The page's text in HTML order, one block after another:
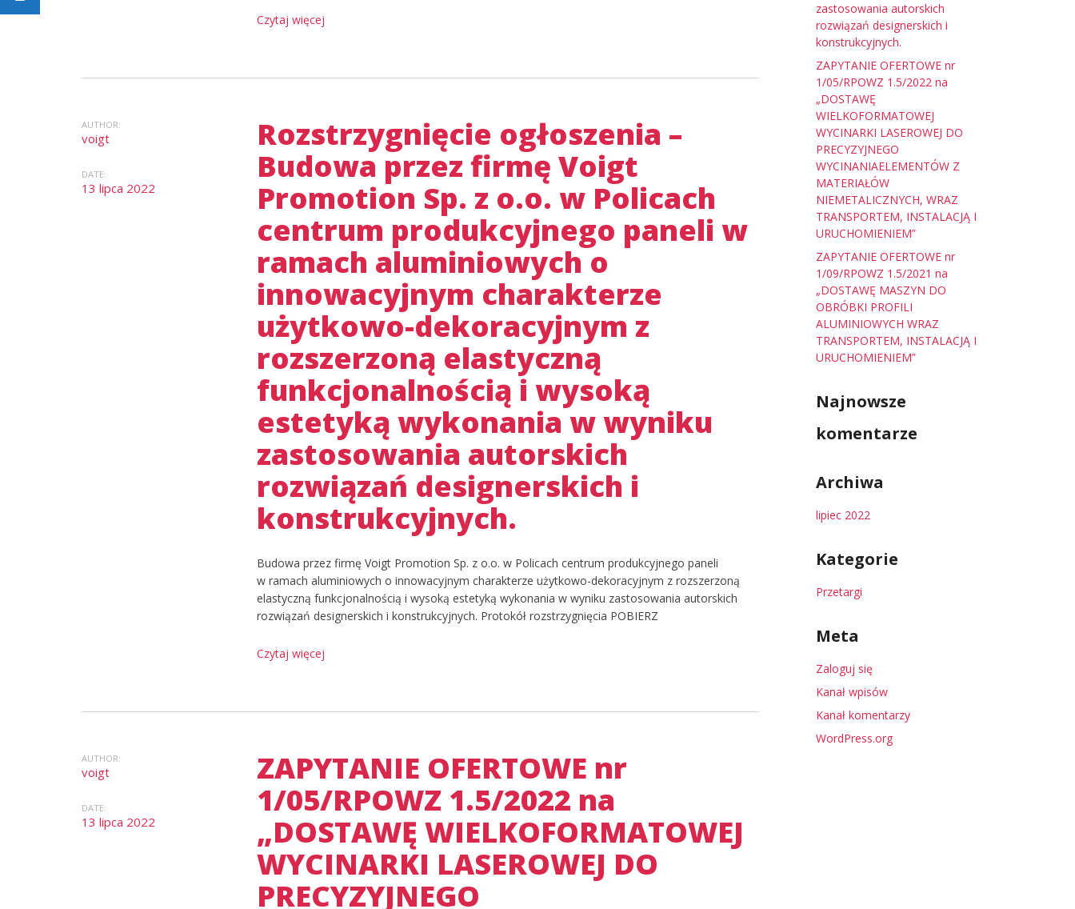
Czytaj więcej
AUTHOR:
voigt
DATE:
13 lipca 2022
Rozstrzygnięcie ogłoszenia –
Budowa przez firmę Voigt
Promotion Sp. z o.o. w Policach
centrum produkcyjnego paneli w
ramach aluminiowych o
innowacyjnym charakterze
użytkowo-dekoracyjnym z
rozszerzoną elastyczną
funkcjonalnością i wysoką
estetyką wykonania w wyniku
zastosowania autorskich
rozwiązań designerskich i
konstrukcyjnych.
Budowa przez firmę Voigt Promotion Sp. z o.o. w Policach centrum produkcyjnego paneli
w ramach aluminiowych o innowacyjnym charakterze użytkowo-dekoracyjnym z rozszerzoną
elastyczną funkcjonalnością i wysoką estetyką wykonania w wyniku zastosowania autorskich
rozwiązań designerskich i konstrukcyjnych. Protokół rozstrzygnięcia POBIERZ
Czytaj więcej
AUTHOR:
voigt
DATE:
13 lipca 2022
ZAPYTANIE OFERTOWE nr
1/05/RPOWZ 1.5/2022 na
„DOSTAWĘ WIELKOFORMATOWEJ
WYCINARKI LASEROWEJ DO
PRECYZYJNEGO
zastosowania autorskich
rozwiązań designerskich i
konstrukcyjnych.
ZAPYTANIE OFERTOWE nr
1/05/RPOWZ 1.5/2022 na
„DOSTAWĘ
WIELKOFORMATOWEJ
WYCINARKI LASEROWEJ DO
PRECYZYJNEGO
WYCINANIAELEMENTÓW Z
MATERIAŁÓW
NIEMETALICZNYCH, WRAZ
TRANSPORTEM, INSTALACJĄ I
URUCHOMIENIEM”
ZAPYTANIE OFERTOWE nr
1/09/RPOWZ 1.5/2021 na
„DOSTAWĘ MASZYN DO
OBRÓBKI PROFILI
ALUMINIOWYCH WRAZ
TRANSPORTEM, INSTALACJĄ I
URUCHOMIENIEM”
Najnowsze
komentarze
Archiwa
lipiec 2022
Kategorie
Przetargi
Meta
Zaloguj się
Kanał wpisów
Kanał komentarzy
WordPress.org